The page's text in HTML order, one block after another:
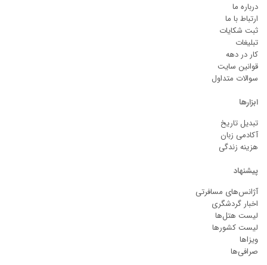
درباره ما
ارتباط با ما
ثبت شکایات
تبلیغات
کار در دهه
قوانین سایت
سوالات متداول
ابزارها
تبدیل تاریخ
آکادمی زبان
هزینه زندگی
پیشنهاد
آژانس‌های مسافرتی
اخبار گردشگری
لیست هتل‌ها
لیست کشورها
ویزاها
صرافی‌ها